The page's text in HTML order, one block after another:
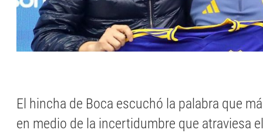
El hincha de Boca escuchó la palabra que
en medio de la incertidumbre que atraviesa